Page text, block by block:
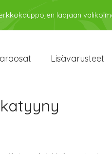
laajaan
Lisävarusteet